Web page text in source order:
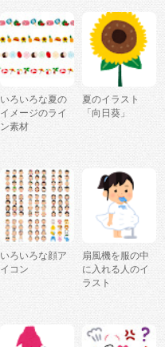
いろいろな夏の
イメージのライ
ン素材
夏のイラスト
「向日葵」
いろいろな顔ア
イコン
扇風機を服の中
に入れる人のイ
ラスト